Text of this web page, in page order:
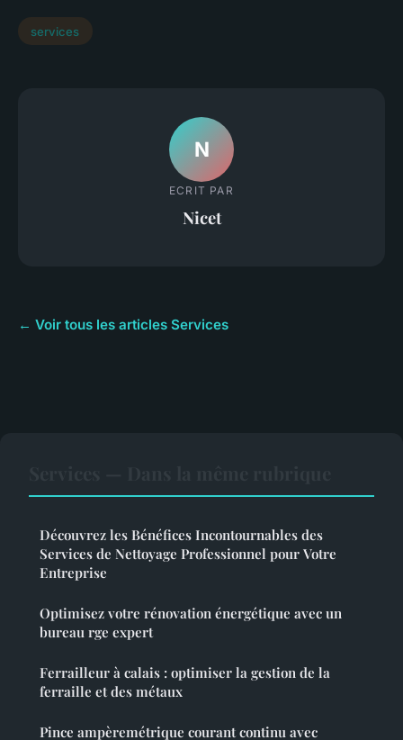
services
N
ECRIT PAR
Nicet
← Voir tous les articles Services
Découvrez les Bénéfices Incontournables des
Services de Nettoyage Professionnel pour Votre
Entreprise
Optimisez votre rénovation énergétique avec un
bureau rge expert
Ferrailleur à calais : optimiser la gestion de la
ferraille et des métaux
Pince ampèremétrique courant continu avec